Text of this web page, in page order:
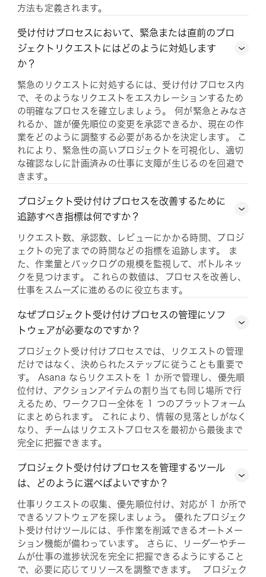
方法も定義されます。
受け付けプロセスにおいて、緊急または直前のプロ
ジェクトリクエストにはどのように対処します
か？
緊急のリクエストに対処するには、受け付けプロセス内
で、そのようなリクエストをエスカレーションするため
の明確なプロセスを確立しましょう。 何が緊急とみなさ
れるか、誰が優先順位の変更を承認できるか、現在の作
業をどのように調整する必要があるかを決定します。 こ
れにより、緊急性の高いプロジェクトを可視化し、適切
な確認なしに計画済みの仕事に支障が生じるのを回避で
きます。
プロジェクト受け付けプロセスを改善するために
追跡すべき指標は何ですか？
リクエスト数、承認数、レビューにかかる時間、プロジ
ェクトの完了までの時間などの指標を追跡します。 ま
た、作業量とバックログの規模を監視して、ボトルネッ
クを見つけます。 これらの数値は、プロセスを改善し、
仕事をスムーズに進めるのに役立ちます。
なぜプロジェクト受け付けプロセスの管理にソフ
トウェアが必要なのですか？
プロジェクト受け付けプロセスでは、リクエストの管理
だけではなく、決められたステップに従うことも重要で
す。 Asana ならリクエストを 1 か所で管理し、優先順
位付け、アクションアイテムの割り当ても同じ場所で行
えるため、ワークフロー全体を 1 つのプラットフォーム
にまとめられます。 これにより、情報の見落としがなく
なり、チームはリクエストプロセスを最初から最後まで
完全に把握できます。
プロジェクト受け付けプロセスを管理するツール
は、どのように選べばよいですか？
仕事リクエストの収集、優先順位付け、対応が 1 か所で
できるソフトウェアを探しましょう。 優れたプロジェク
ト受け付けツールには、手作業を削減できるオートメー
ション機能が備わっています。 さらに、リーダーやチー
ムが仕事の進捗状況を完全に把握できるようにすること
で、必要に応じてリソースを調整できます。 プロジェク